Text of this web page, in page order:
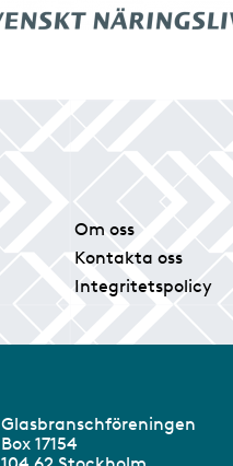
Om oss
Kontakta oss
Integritetspolicy
Glasbranschföreningen
Box 17154